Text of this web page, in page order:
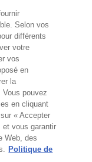
souhaitent
équipe vous
votre accès
?
Adopt,
ciblé,
et pilotage du
client et
SYNNEX
Datech
Selon vos
différents
votre
vos
en
la
pouvez
en cliquant
« Accepter
et vous garantir
Web, des
Politique de